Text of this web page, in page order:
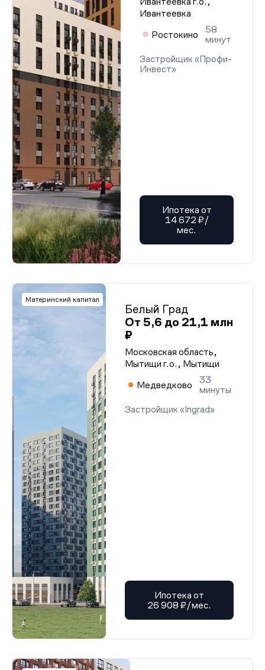
Ивантеевка
Ростокино
58
минут
Застройщик «Профи-
Инвест»
Ипотека от
14 672 ₽/
мес.
Материнский капитал
Белый Град
От 5,6 до 21,1 млн
₽
Московская область,
Мытищи г.о., Мытищи
Медведково
33
минуты
Застройщик «Ingrad»
Ипотека от
26 908 ₽/мес.